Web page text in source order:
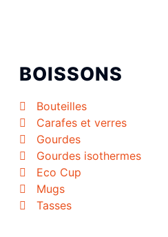
BOISSONS
Bouteilles
Carafes et verres
Gourdes
Gourdes isothermes
Eco Cup
Mugs
Tasses